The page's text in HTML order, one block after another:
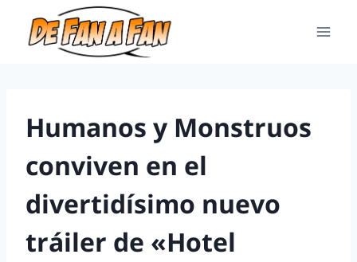
Humanos y Monstruos
conviven en el
divertidísimo nuevo
tráiler de «Hotel